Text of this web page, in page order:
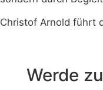
Christof Arnold führt
Werde